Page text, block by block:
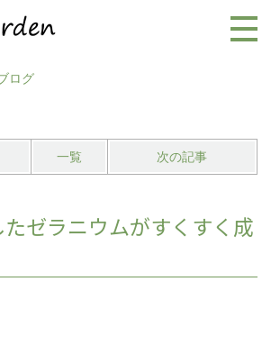
ログ
一覧 次の記事
ゼラニウムがすくすく成